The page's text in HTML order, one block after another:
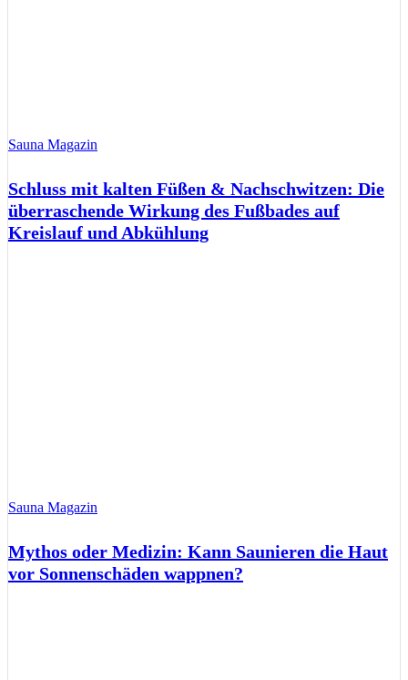
Sauna Magazin
Schluss mit kalten Füßen & Nachschwitzen: Die
überraschende Wirkung des Fußbades auf
Kreislauf und Abkühlung
Sauna Magazin
Mythos oder Medizin: Kann Saunieren die Haut
vor Sonnenschäden wappnen?